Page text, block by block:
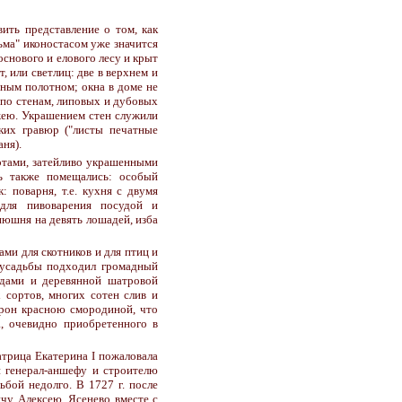
представление о том, как
иконостасом уже значится
и елового лесу и крыт
или светлиц: две в верхнем и
полотном; окна в доме не
стенам, липовых и дубовых
Украшением стен служили
гравюр ("листы печатные
затейливо украшенными
также помещались: особый
поварня, т.е. кухня с двумя
пивоварения посудой и
на девять лошадей, изба
для скотников и для птиц и
подходил громадный
и деревянной шатровой
сортов, многих сотен слив и
красною смородиной, что
очевидно приобретенного в
Екатерина I пожаловала
аншефу и строителю
недолго. В 1727 г. после
Алексею, Ясенево вместе с